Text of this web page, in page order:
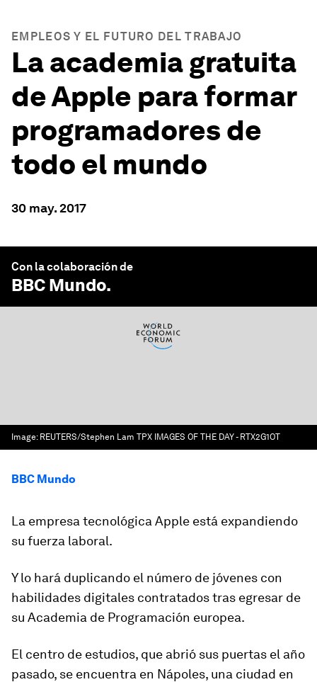
EMPLEOS Y EL FUTURO DEL TRABAJO
La academia gratuita
de Apple para formar
programadores de
todo el mundo
30 may. 2017
Con la colaboración de
BBC Mundo.
Image: REUTERS/Stephen Lam TPX IMAGES OF THE DAY - RTX2G1OT
BBC Mundo
La empresa tecnológica Apple está expandiendo
su fuerza laboral.
Y lo hará duplicando el número de jóvenes con
habilidades digitales contratados tras egresar de
su Academia de Programación europea.
El centro de estudios, que abrió sus puertas el año
pasado, se encuentra en Nápoles, una ciudad en